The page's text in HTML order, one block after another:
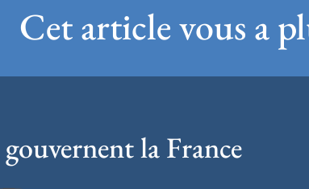
Cet article vous a
la France